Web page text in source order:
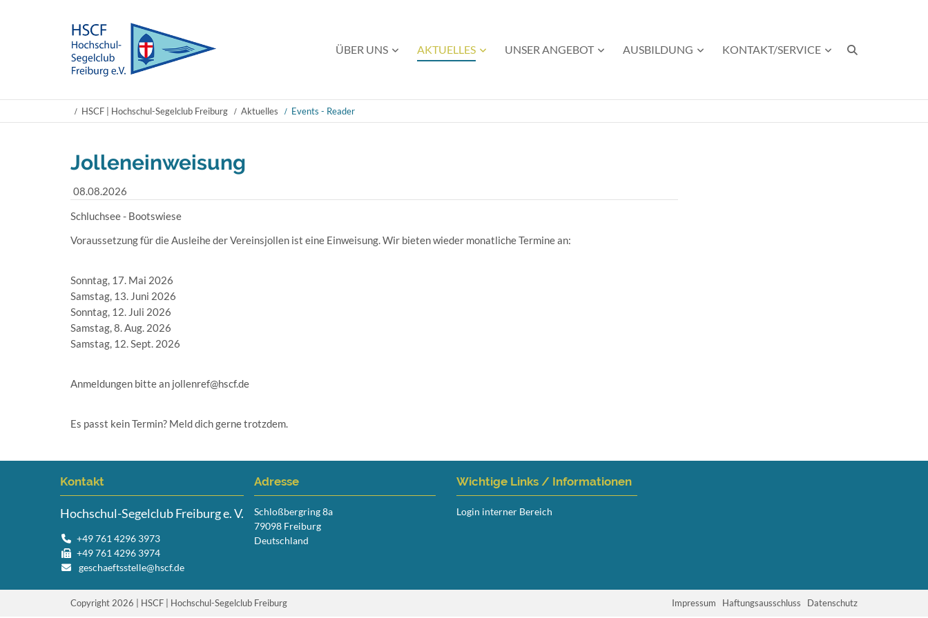
Navigation
ÜBER UNS AKTUELLES UNSER ANGEBOT AUSBILDUNG KONTAKT/SERVICE
HSCF | Hochschul-Segelclub Freiburg Aktuelles Events - Reader
Jolleneinweisung
08.08.2026
Schluchsee - Bootswiese
Voraussetzung für die Ausleihe der Vereinsjollen ist eine Einweisung. Wir bieten wieder monatliche Termine an:
Sonntag, 17. Mai 2026
Samstag, 13. Juni 2026
Sonntag, 12. Juli 2026
Samstag, 8. Aug. 2026
Samstag, 12. Sept. 2026
Anmeldungen bitte an jollenref@hscf.de
Es passt kein Termin? Meld dich gerne trotzdem.
Kontakt
Hochschul-Segelclub Freiburg e. V.
+49 761 4296 3973
+49 761 4296 3974
geschaeftsstelle@hscf.de
Adresse
Schloßbergring 8a
79098 Freiburg
Deutschland
Wichtige Links / Informationen
Login interner Bereich
Copyright 2026 | HSCF | Hochschul-Segelclub Freiburg Impressum Haftungsausschluss Datenschutz